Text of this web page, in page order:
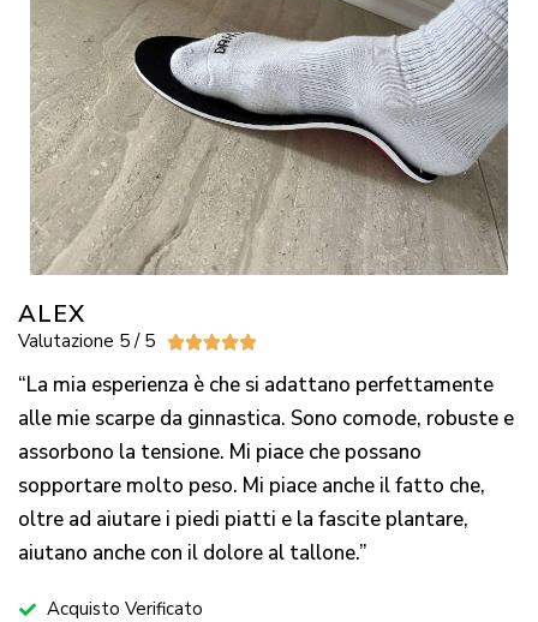
ALEX
Valutazione 5 / 5 
“La mia esperienza è che si adattano perfettamente
alle mie scarpe da ginnastica. Sono comode, robuste e
assorbono la tensione. Mi piace che possano
sopportare molto peso. Mi piace anche il fatto che,
oltre ad aiutare i piedi piatti e la fascite plantare,
aiutano anche con il dolore al tallone.”
Acquisto Verificato